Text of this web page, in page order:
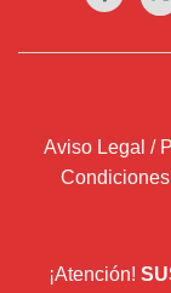
Aviso Legal /
¡Atención!